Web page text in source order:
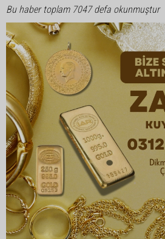
Bu haber toplam 7047 defa okunmuştur